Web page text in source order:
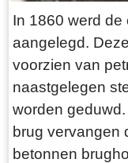
In 1860 werd de
aangelegd.
voorzien van
naastgelegen
worden
brug vervangen
betonnen